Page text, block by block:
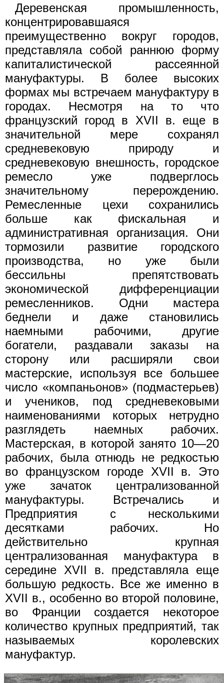
Деревенская промышленность,
концентрировавшаяся
преимущественно вокруг городов,
представляла собой раннюю форму
капиталистической рассеянной
мануфактуры. В более высоких
формах мы встречаем мануфактуру в
городах. Несмотря на то что
французский город в XVII в. еще в
значительной мере сохранял
средневековую природу и
средневековую внешность, городское
ремесло уже подверглось
значительному перерождению.
Ремесленные цехи сохранились
больше как фискальная и
административная организация. Они
тормозили развитие городского
производства, но уже были
бессильны препятствовать
экономической дифференциации
ремесленников. Одни мастера
беднели и даже становились
наемными рабочими, другие
богатели, раздавали заказы на
сторону или расширяли свои
мастерские, используя все большее
число «компаньонов» (подмастерьев)
и учеников, под средневековыми
наименованиями которых нетрудно
разглядеть наемных рабочих.
Мастерская, в которой занято 10—20
рабочих, была отнюдь не редкостью
во французском городе XVII в. Это
уже зачаток централизованной
мануфактуры. Встречались и
Предприятия с несколькими
десятками рабочих. Но
действительно крупная
централизованная мануфактура в
середине XVII в. представляла еще
большую редкость. Все же именно в
XVII в., особенно во второй половине,
во Франции создается некоторое
количество крупных предприятий, так
называемых королевских
мануфактур.